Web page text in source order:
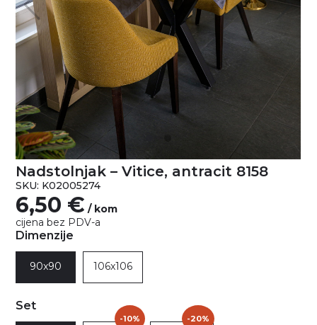
Nadstolnjak – Vitice, antracit 8158
SKU: K02005274
6,50 € / kom
cijena bez PDV-a
Dimenzije
90x90 106x106
Set
-10% -20%